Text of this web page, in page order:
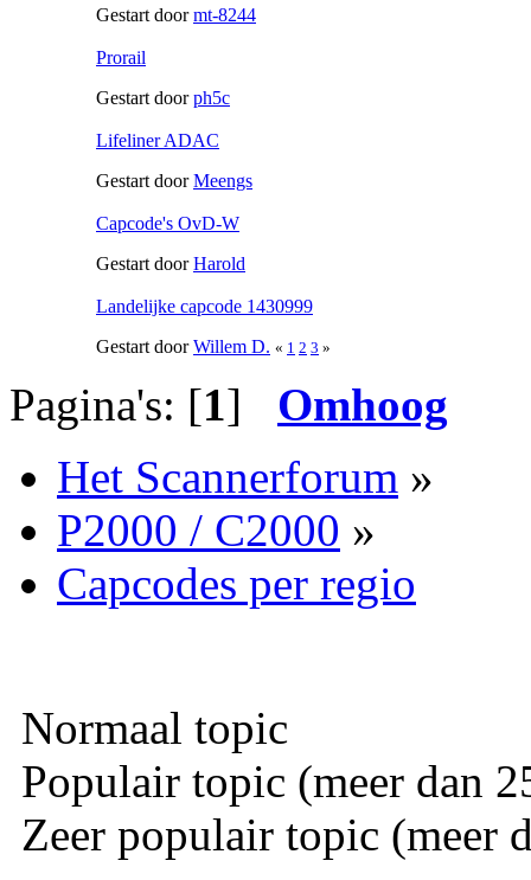
Gestart doormt-8244
Prorail
Gestart doorph5c
Lifeliner ADAC
Gestart doorMeengs
Capcode's OvD-W
Gestart doorHarold
Landelijke capcode 1430999
Gestart doorWillem D. « 1 2 3 »
Pagina's: [1] Omhoog
Het Scannerforum »
P2000 / C2000 »
Capcodes per regio
Normaal topic
Populair topic (meer dan
Zeer populair topic (meer